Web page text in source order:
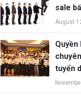
sale
August
tuyển